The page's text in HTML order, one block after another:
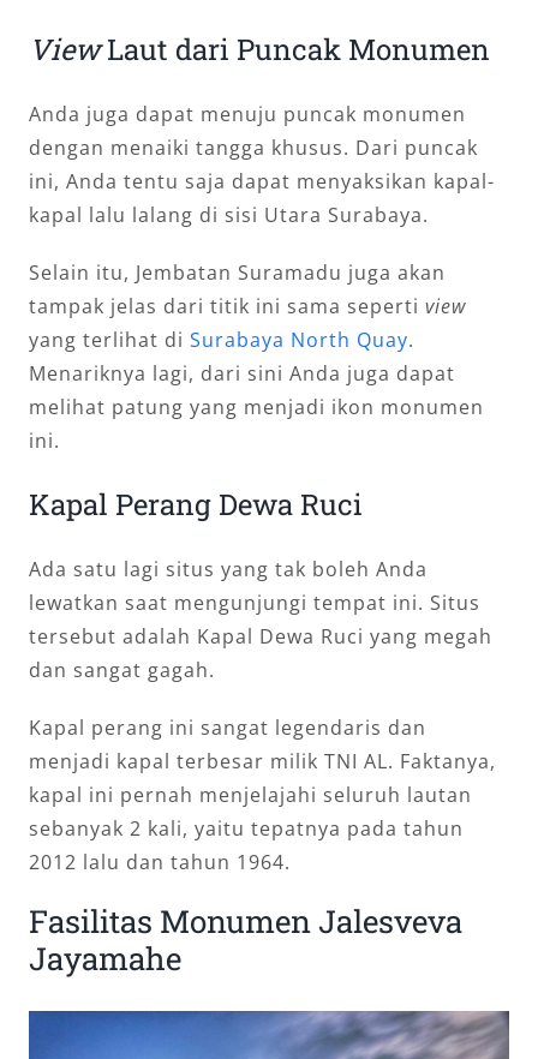
ViewLaut dari Puncak Monumen
Anda juga dapat menuju puncak monumen
dengan menaiki tangga khusus. Dari puncak
ini, Anda tentu saja dapat menyaksikan kapal-
kapal lalu lalang di sisi Utara Surabaya.
Selain itu, Jembatan Suramadu juga akan
tampak jelas dari titik ini sama seperti view
yang terlihat di Surabaya North Quay.
Menariknya lagi, dari sini Anda juga dapat
melihat patung yang menjadi ikon monumen
ini.
Kapal Perang Dewa Ruci
Ada satu lagi situs yang tak boleh Anda
lewatkan saat mengunjungi tempat ini. Situs
tersebut adalah Kapal Dewa Ruci yang megah
dan sangat gagah.
Kapal perang ini sangat legendaris dan
menjadi kapal terbesar milik TNI AL. Faktanya,
kapal ini pernah menjelajahi seluruh lautan
sebanyak 2 kali, yaitu tepatnya pada tahun
2012 lalu dan tahun 1964.
Fasilitas Monumen Jalesveva
Jayamahe